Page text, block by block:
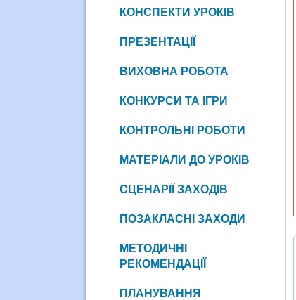
КОНСПЕКТИ УРОКІВ
ПРЕЗЕНТАЦІЇ
ВИХОВНА РОБОТА
КОНКУРСИ ТА ІГРИ
КОНТРОЛЬНІ РОБОТИ
МАТЕРІАЛИ ДО УРОКІВ
СЦЕНАРІЇ ЗАХОДІВ
ПОЗАКЛАСНІ ЗАХОДИ
МЕТОДИЧНІ
РЕКОМЕНДАЦІЇ
ПЛАНУВАННЯ